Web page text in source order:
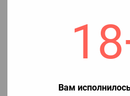
Вам
быстрое насыщение и комфортное
Преимущества линейки Elfliq
✔️ насыщенный и стабильный